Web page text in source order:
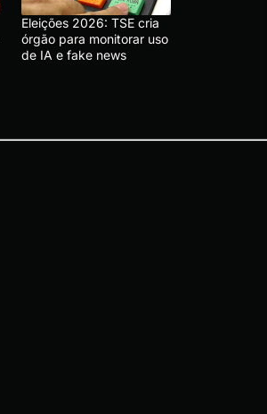
Eleições 2026: TSE cria
órgão para monitorar uso
de IA e fake news